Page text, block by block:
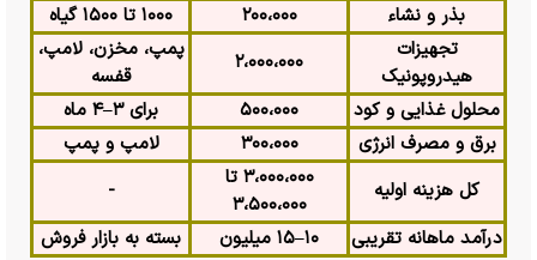
بذر و نشاء ۲۰۰،۰۰۰
۱۰۰۰ تا ۱۵۰۰ گیاه
تجهیزات
هیدروپونیک
۲،۰۰۰،۰۰۰
پمپ، مخزن، لامپ،
قفسه
محلول غذایی و کود
۵۰۰،۰۰۰
برای ۳–۴ ماه
برق و مصرف انرژی
۳۰۰،۰۰۰
لامپ و پمپ
کل هزینه اولیه
۳،۰۰۰،۰۰۰ تا
۳،۵۰۰،۰۰۰
-
درآمد ماهانه تقریبی
۱۰–۱۵ میلیون
بسته به بازار فروش